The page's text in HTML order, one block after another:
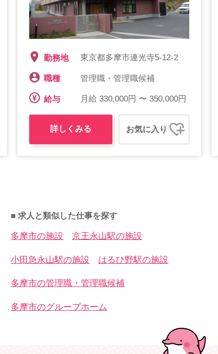
勤務地 東京都多摩市連光寺5-12-2
職種 管理職・管理職候補
給与 月給 330,000円 〜 350,000円
詳しくみる お気に入り
■ 求人と類似した仕事を探す
多摩市の施設 京王永山駅の施設
小田急永山駅の施設 はるひ野駅の施設
多摩市の管理職・管理職候補
多摩市のグループホーム